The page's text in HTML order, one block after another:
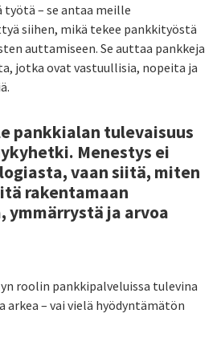
työtä – se antaa meille
siihen, mikä tekee pankkityöstä
auttamiseen. Se auttaa pankkeja
jotka ovat vastuullisia, nopeita ja
pankkialan tulevaisuus
Menestys ei
vaan siitä, miten
rakentamaan
ymmärrystä ja arvoa
roolin pankkipalveluissa tulevina
arkea – vai vielä hyödyntämätön